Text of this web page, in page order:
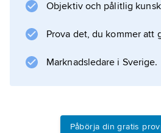
Objektiv och pålitlig
Prova det, du kommer att
Marknadsledare i Sverige.
Påbörja din gratis